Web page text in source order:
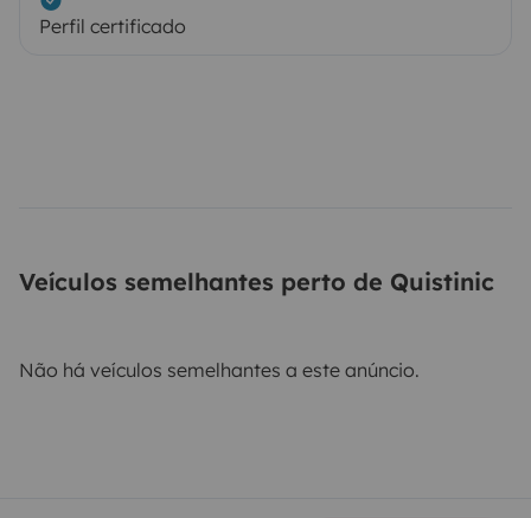
Perfil certificado
Veículos semelhantes perto de Quistinic
Não há veículos semelhantes a este anúncio.